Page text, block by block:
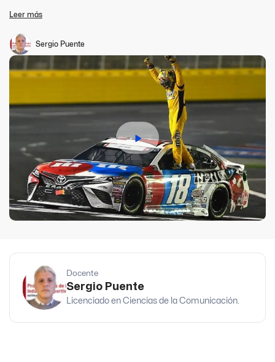
conocimientos.
Leer más
Sergio Puente
Docente
Sergio Puente
Licenciado en Ciencias de la Comunicación.